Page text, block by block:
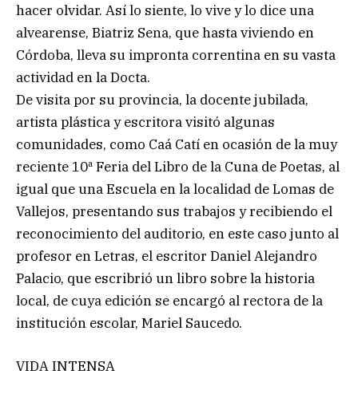
hacer olvidar. Así lo siente, lo vive y lo dice una
alvearense, Biatriz Sena, que hasta viviendo en
Córdoba, lleva su impronta correntina en su vasta
actividad en la Docta.
De visita por su provincia, la docente jubilada,
artista plástica y escritora visitó algunas
comunidades, como Caá Catí en ocasión de la muy
reciente 10ª Feria del Libro de la Cuna de Poetas, al
igual que una Escuela en la localidad de Lomas de
Vallejos, presentando sus trabajos y recibiendo el
reconocimiento del auditorio, en este caso junto al
profesor en Letras, el escritor Daniel Alejandro
Palacio, que escribrió un libro sobre la historia
local, de cuya edición se encargó al rectora de la
institución escolar, Mariel Saucedo.
VIDA INTENSA